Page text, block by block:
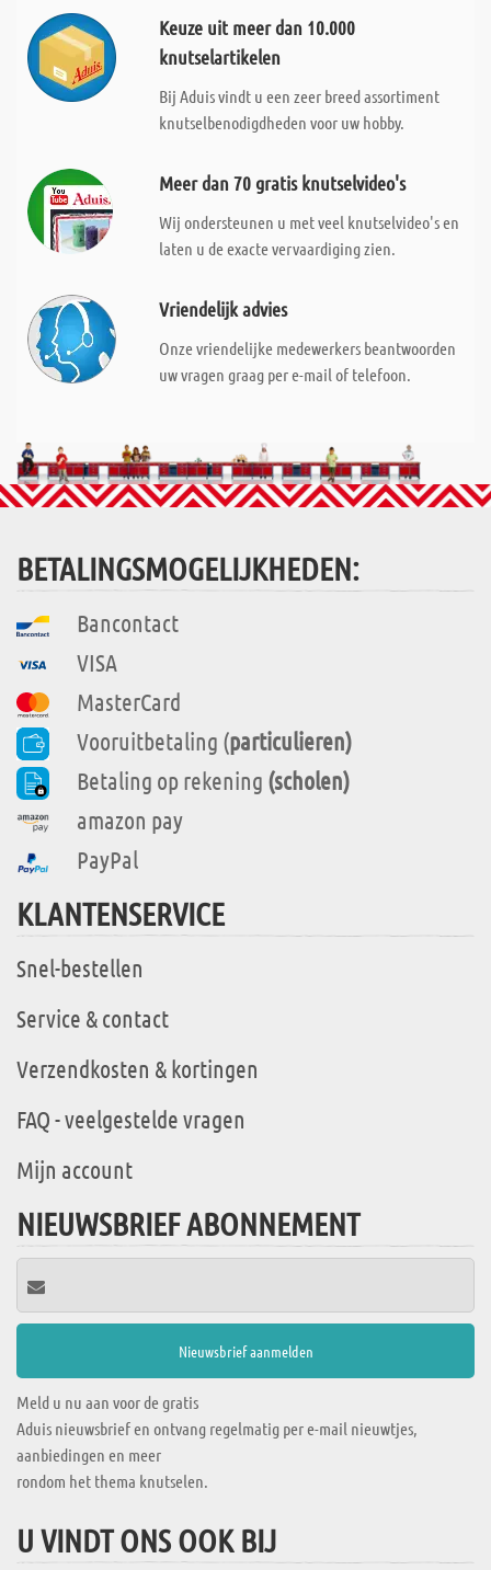
Keuze uit meer dan 10.000
knutselartikelen
Bij Aduis vindt u een zeer breed assortiment
knutselbenodigdheden voor uw hobby.
Meer dan 70 gratis knutselvideo's
Wij ondersteunen u met veel knutselvideo's en
laten u de exacte vervaardiging zien.
Vriendelijk advies
Onze vriendelijke medewerkers beantwoorden
uw vragen graag per e-mail of telefoon.
BETALINGSMOGELIJKHEDEN:
Bancontact
VISA
MasterCard
Vooruitbetaling (particulieren)
Betaling op rekening (scholen)
amazon pay
PayPal
KLANTENSERVICE
Snel-bestellen
Service & contact
Verzendkosten & kortingen
FAQ - veelgestelde vragen
Mijn account
NIEUWSBRIEF ABONNEMENT
Meld u nu aan voor de gratis
Aduis nieuwsbrief en ontvang regelmatig per e-mail nieuwtjes,
aanbiedingen en meer
rondom het thema knutselen.
U VINDT ONS OOK BIJ